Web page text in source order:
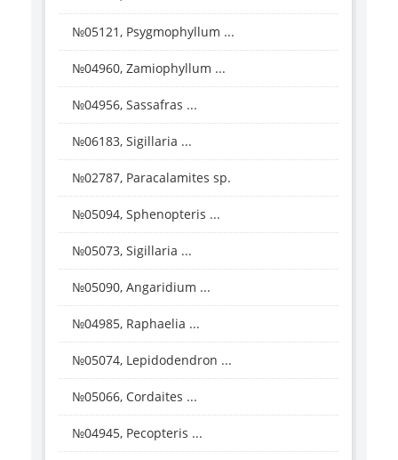
№05121, Psygmophyllum ...
№04960, Zamiophyllum ...
№04956, Sassafras ...
№06183, Sigillaria ...
№02787, Paracalamites sp.
№05094, Sphenopteris ...
№05073, Sigillaria ...
№05090, Angaridium ...
№04985, Raphaelia ...
№05074, Lepidodendron ...
№05066, Cordaites ...
№04945, Pecopteris ...